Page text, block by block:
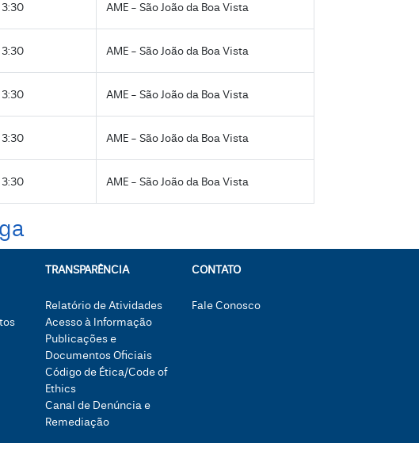
AME - São João da Boa Vista
AME - São João da Boa Vista
AME - São João da Boa Vista
AME - São João da Boa Vista
AME - São João da Boa Vista
TRANSPARÊNCIA
Relatório de Atividades
Acesso à Informação
Publicações e
Documentos Oficiais
Código de Ética/Code of
Ethics
Canal de Denúncia e
Remediação
CONTATO
Fale Conosco